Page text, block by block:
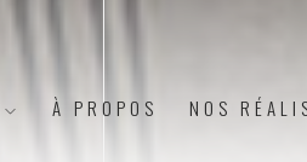
À PROPOS NOS